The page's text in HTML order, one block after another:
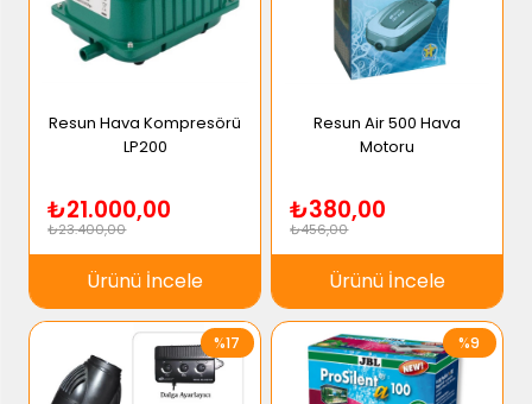
Resun Hava Kompresörü
LP200
₺21.000,00
₺23.400,00
Ürünü İncele
Resun Air 500 Hava
Motoru
₺380,00
₺456,00
Ürünü İncele
%17 %9